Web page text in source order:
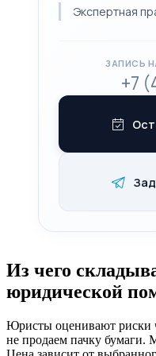
Экспертная
ЗАПИСЬ
+7
Из чего
юридической
Юристы оценивают риски
не продаем пачку бумаги.